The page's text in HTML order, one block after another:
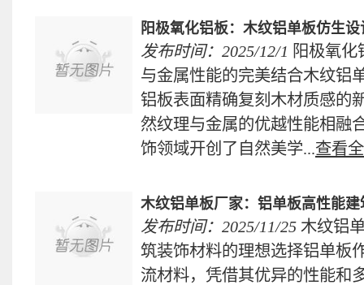
阳极氧化铝板：木纹铝单板仿生
发布时间：2025/12/1 阳极氧化
与金属性能的完美结合木纹铝
铝板表面精确复刻木材质感的
然纹理与金属的优越性能相融
饰领域开创了自然美学...查看
木纹铝单板厂家：铝单板高性能
发布时间：2025/11/25 木纹铝
筑装饰材料的理想选择铝单板
流材料，凭借其优异的性能和